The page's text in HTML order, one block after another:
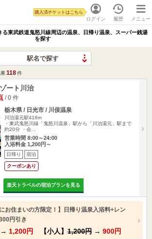
ログイン
購入済チケットはこちら
履歴 メニュー
る東武鉄道鬼怒川線周辺の温泉、日帰り温泉、スーパー銭湯
を探す
駅名で探す
118件
ート川治
/ 0 件
栃木県 / 日光市 / 川俣温泉
川治湯元駅416m
・東武鬼怒川線「鬼怒川温泉」駅から「川治湯元」駅まで
約20分 ・会…
営業時間 8:00～24:00
入浴料金 1,200円～
日帰り 宿泊
クーポンあり
楽天トラベルの宿泊プランを見る
にお住まいの方限定！】日帰り温泉入浴料+レン
円引き
→ 1,200円 【小人】 1,200円 → 900円